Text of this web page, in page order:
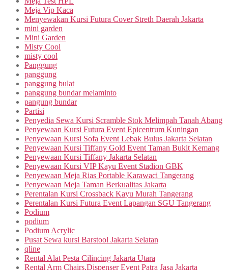
Meja Vip Kaca
Menyewakan Kursi Futura Cover Streth Daerah Jakarta
mini garden
Mini Garden
Misty Cool
misty cool
Panggung
panggung
panggung bulat
panggung bundar melaminto
pangung bundar
Partisi
Penyedia Sewa Kursi Scramble Stok Melimpah Tanah Abang
Penyewaan Kursi Futura Event Epicentrum Kuningan
Penyewaan Kursi Sofa Event Lebak Bulus Jakarta Selatan
Penyewaan Kursi Tiffany Gold Event Taman Bukit Kemang
Penyewaan Kursi Tiffany Jakarta Selatan
Penyewaan Kursi VIP Kayu Event Stadion GBK
Penyewaan Meja Rias Portable Karawaci Tangerang
Penyewaan Meja Taman Berkualitas Jakarta
Perentalan Kursi Crossback Kayu Murah Tangerang
Perentalan Kursi Futura Event Lapangan SGU Tangerang
Podium
podium
Podium Acrylic
Pusat Sewa kursi Barstool Jakarta Selatan
qline
Rental Alat Pesta Cilincing Jakarta Utara
Rental Arm Chairs,Dispenser Event Patra Jasa Jakarta